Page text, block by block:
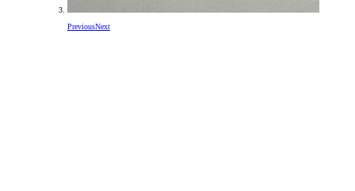
PreviousNext